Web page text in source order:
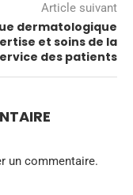
Article suivant
dermatologique
et soins de la
des patients
un commentaire.